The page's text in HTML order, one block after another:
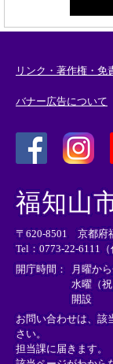
リンク・著作権・免
バナー広告について
外
部
リ
ン
ク
＞
外
リ
ン
ク
＞
福知山
〒620-8501 京都府
Tel：0773-22-6111（
開庁時間：
月曜か
水曜（
開設
お問い合わせは、該
さい。
担当課に届きます。